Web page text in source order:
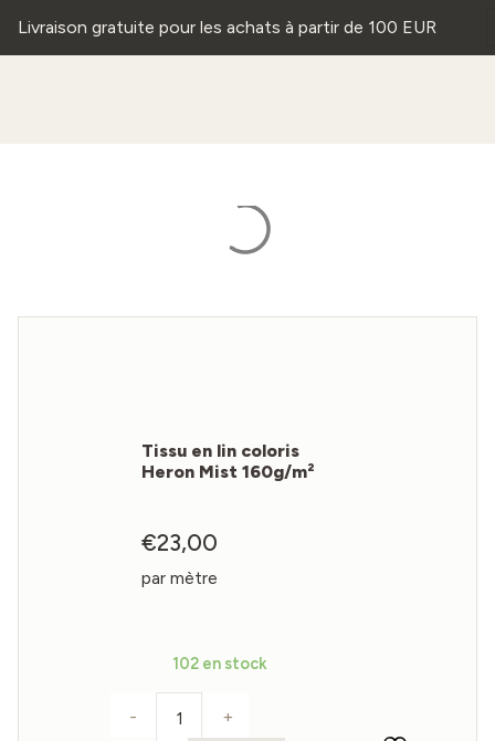
Livraison gratuite pour les achats à partir de 100 EUR
Tissu en lin coloris
Heron Mist 160g/m²
€23,00
par mètre
102 en stock
quantité de Tissu en lin coloris Heron
- +